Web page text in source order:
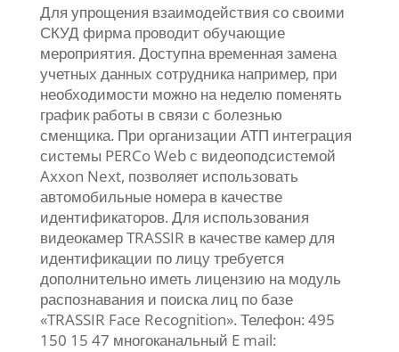
Для упрощения взаимодействия со своими
СКУД фирма проводит обучающие
мероприятия. Доступна временная замена
учетных данных сотрудника например, при
необходимости можно на неделю поменять
график работы в связи с болезнью
сменщика. При организации АТП интеграция
системы PERCo Web с видеоподсистемой
Axxon Next, позволяет использовать
автомобильные номера в качестве
идентификаторов. Для использования
видеокамер TRASSIR в качестве камер для
идентификации по лицу требуется
дополнительно иметь лицензию на модуль
распознавания и поиска лиц по базе
«TRASSIR Face Recognition». Телефон: 495
150 15 47 многоканальный E mail: